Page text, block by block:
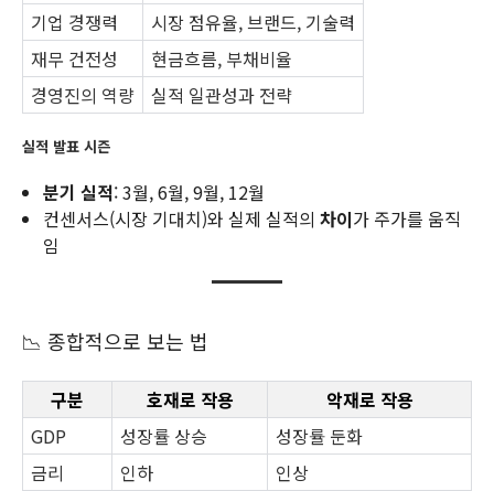
기업 경쟁력
시장 점유율, 브랜드, 기술력
재무 건전성
현금흐름, 부채비율
경영진의 역량
실적 일관성과 전략
실적 발표 시즌
분기 실적: 3월, 6월, 9월, 12월
컨센서스(시장 기대치)와 실제 실적의 차이가 주가를 움직
임
📉 종합적으로 보는 법
구분 호재로 작용
악재로 작용
GDP
성장률 상승
성장률 둔화
금리
인하 인상